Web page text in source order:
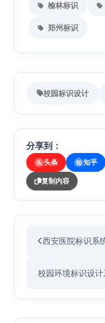
榆林标识
郑州标识
校园标识设计
分享到：
头 头条 知 知乎
复制内容
西安医院标识系
校园环境标识设